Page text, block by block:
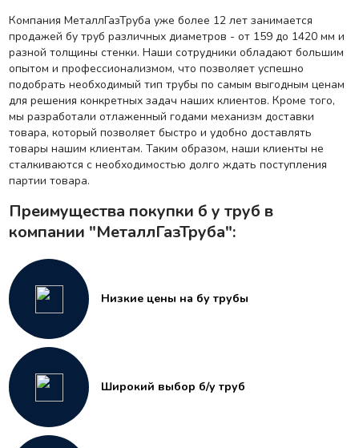
Компания МеталлГазТруба уже более 12 лет занимается
продажей бу труб различных диаметров - от 159 до 1420 мм и
разной толщины стенки. Наши сотрудники обладают большим
опытом и профессионализмом, что позволяет успешно
подобрать необходимый тип трубы по самым выгодным ценам
для решения конкретных задач наших клиентов. Кроме того,
мы разработали отлаженный годами механизм доставки
товара, который позволяет быстро и удобно доставлять
товары нашим клиентам. Таким образом, наши клиенты не
сталкиваются с необходимостью долго ждать поступления
партии товара.
Преимущества покупки б у труб в
компании "МеталлГазТруба":
Низкие цены на бу трубы
Широкий выбор б/у труб